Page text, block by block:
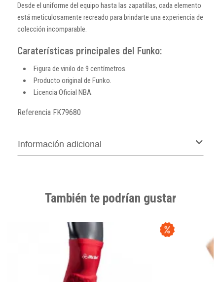
Desde el uniforme del equipo hasta las zapatillas, cada elemento
está meticulosamente recreado para brindarte una experiencia de
colección incomparable.
Caraterísticas principales del Funko:
Figura de vinilo de 9 centímetros.
Producto original de Funko.
Licencia Oficial NBA.
Referencia FK79680
Información adicional
También te podrían gustar